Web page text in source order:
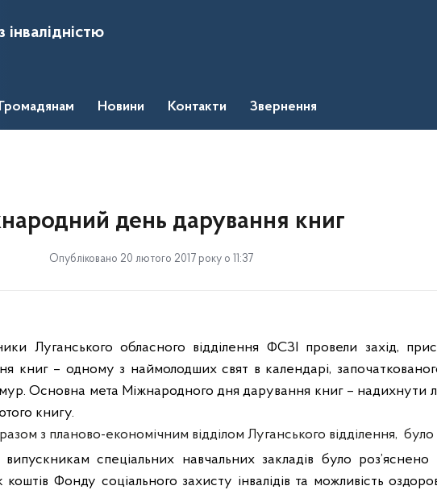
Громадянам Новини Контакти Звернення
день дарування книг
Опубліковано 20 лютого 2017 року о 11:37
Луганського обласного відділення ФСЗІ провели захід,
книг – одному з наймолодших свят в календарі,
Основна мета Міжнародного дня дарування книг – надихнути
книгу.
з планово-економічним відділом Луганського відділення, було
спеціальних навчальних закладів було роз’яснено
Фонду соціального захисту інвалідів та можливість